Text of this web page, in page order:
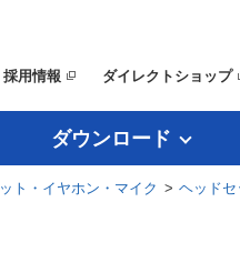
採用情報 ダイレクトショップ
ダウンロード
ト・イヤホン・マイク > ヘッドセ